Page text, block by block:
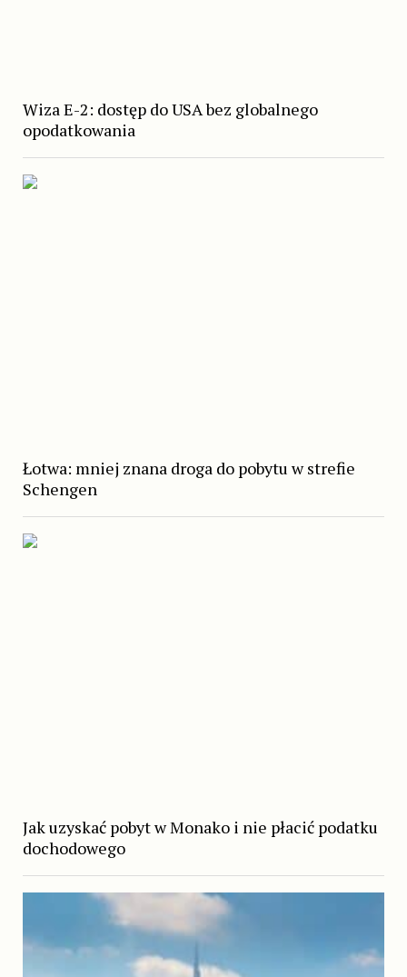
Wiza E-2: dostęp do USA bez globalnego
opodatkowania
Łotwa: mniej znana droga do pobytu w strefie
Schengen
Jak uzyskać pobyt w Monako i nie płacić podatku
dochodowego